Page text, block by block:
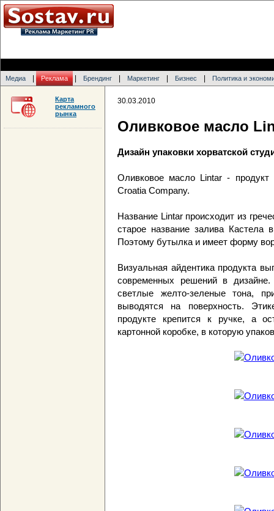
Медиа Реклама Брендинг Маркетинг Бизнес Политика и
30.03.2010
Оливковое масло
Дизайн упаковки хорватской
Оливковое масло Lintar - продукт
Croatia Company.
Название Lintar происходит из
старое название залива Кастела
Поэтому бутылка и имеет форму
Визуальная айдентика продукта
современных решений в
светлые желто-зеленые тона,
выводятся на поверхность.
продукте крепится к ручке, а
картонной коробке, в которую
Карта
рекламного
рынка